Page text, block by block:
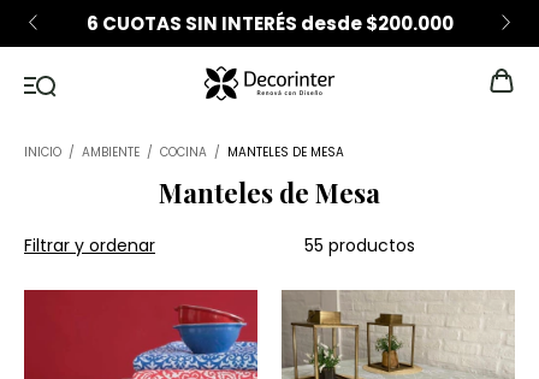
6 CUOTAS SIN INTERÉS desde $200.000
INICIO / AMBIENTE / COCINA / MANTELES DE MESA
Manteles de Mesa
Filtrar y ordenar 55 productos